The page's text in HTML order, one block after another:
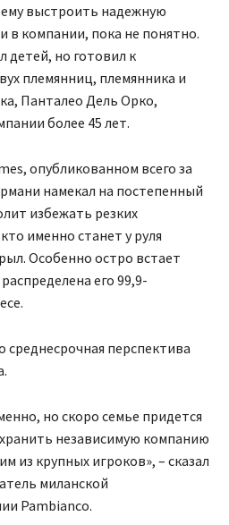
выстроить надежную
в компании, пока не понятно.
детей, но готовил к
племянниц, племянника и
Панталео Дель Орко,
более 45 лет.
опубликованном всего за
намекал на постепенный
избежать резких
именно станет у руля
Особенно остро встает
его 99,9-
перспектива
но скоро семье придется
независимую компанию
из крупных игроков», – сказал
миланской
Pambianco.